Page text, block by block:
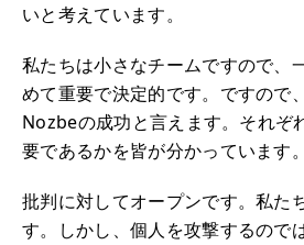
いと考えています。
私たちは小さなチームですので、
めて重要で決定的です。ですので
Nozbeの成功と言えます。それぞ
要であるかを皆が分かっています。
批判に対してオープンです。私た
す。しかし、個人を攻撃するので